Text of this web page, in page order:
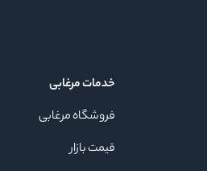
خدمات مرغابی
فروشگاه مرغابی
قیمت بازار